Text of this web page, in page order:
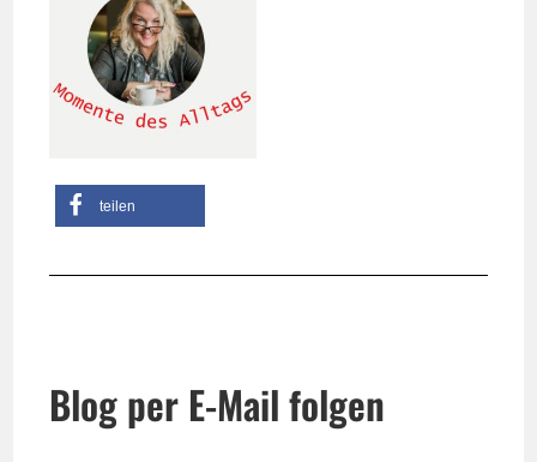
teilen
Blog per E-Mail folgen